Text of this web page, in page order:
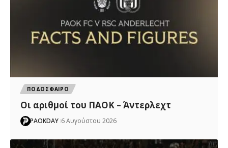
ΠΟΔΟΣΦΑΙΡΟ
Oι αριθμοί του ΠΑΟΚ – Άντερλεχτ
PAOKDAY 6 Αυγούστου 2026